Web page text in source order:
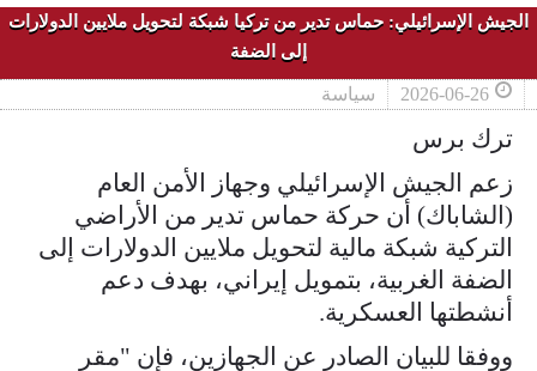
الجيش الإسرائيلي: حماس تدير من تركيا شبكة لتحويل ملايين الدولارات
إلى الضفة
2026-06-26 سياسة
ترك برس
زعم الجيش الإسرائيلي وجهاز الأمن العام
(الشاباك) أن حركة حماس تدير من الأراضي
التركية شبكة مالية لتحويل ملايين الدولارات إلى
الضفة الغربية، بتمويل إيراني، بهدف دعم
أنشطتها العسكرية.
ووفقا للبيان الصادر عن الجهازين، فإن "مقر